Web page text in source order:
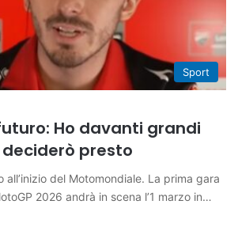
Sport
Ho davanti grandi
presto
all’inizio del Motomondiale. La prima gara
2026 andrà in scena l’1 marzo in…